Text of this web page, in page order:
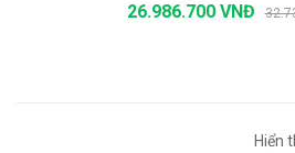
26.986.700 VNĐ
Hiển